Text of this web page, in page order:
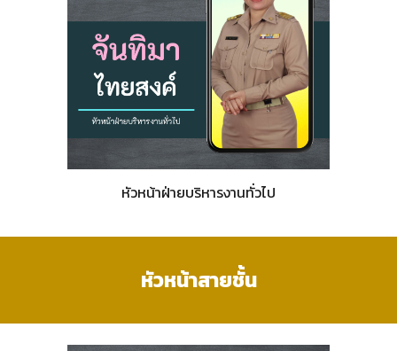
หัวหน้าฝ่ายบริหารงานทั่วไป
หัวหน้าสายชั้น